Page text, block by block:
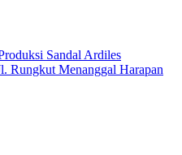
Sandal Ardiles
Rungkut Menanggal Harapan